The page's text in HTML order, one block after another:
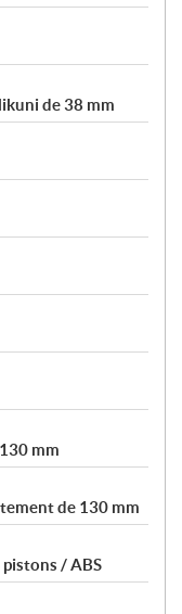
de 38 mm
mm
de 130 mm
/ ABS